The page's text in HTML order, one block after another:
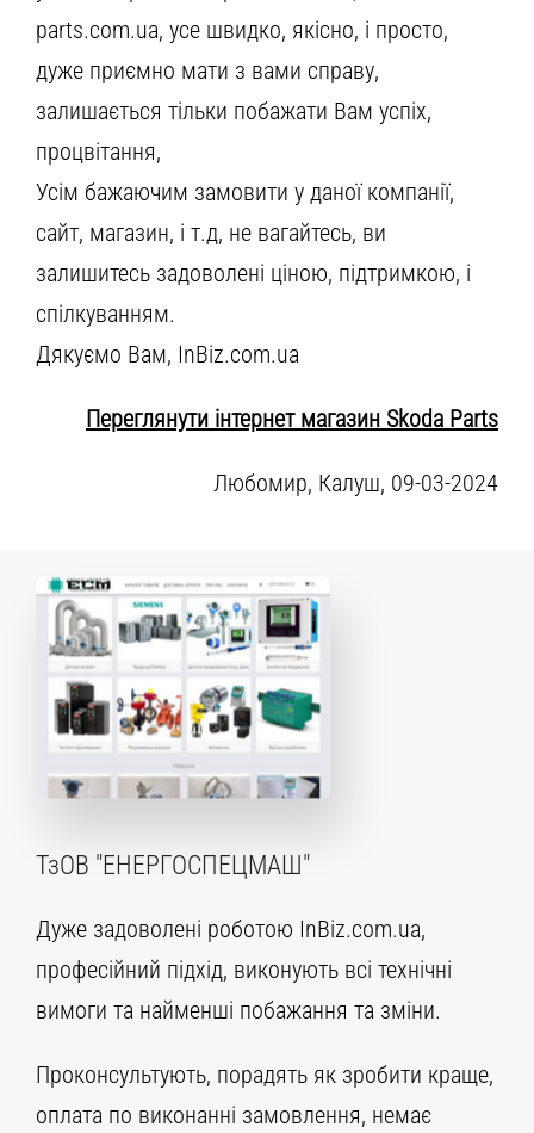
parts.com.ua, усе швидко, якісно, і просто,
дуже приємно мати з вами справу,
залишається тільки побажати Вам успіх,
процвітання,
Усім бажаючим замовити у даної компанії,
сайт, магазин, і т.д, не вагайтесь, ви
залишитесь задоволені ціною, підтримкою, і
спілкуванням.
Дякуємо Вам, InBiz.com.ua
Переглянути інтернет магазин Skoda Parts
Любомир, Калуш, 09-03-2024
ТзОВ "ЕНЕРГОСПЕЦМАШ"
Дуже задоволені роботою InBiz.com.ua,
професійний підхід, виконують всі технічні
вимоги та найменші побажання та зміни.
Проконсультують, порадять як зробити краще,
оплата по виконанні замовлення, немає